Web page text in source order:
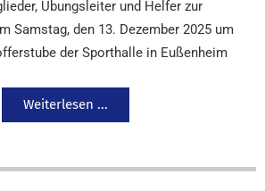
Übungsleiter und Helfer zur
Samstag, den 13. Dezember 2025 um
der Sporthalle in Eußenheim
Weiterlesen ...